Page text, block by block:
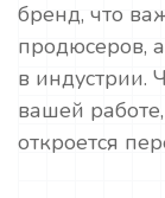
бренд, что
продюсеров,
в индустрии.
вашей
откроется